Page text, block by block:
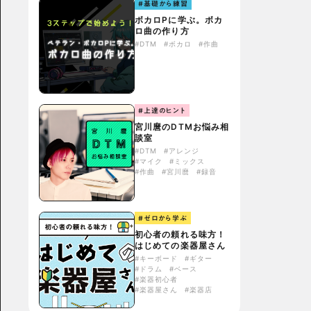
#基礎から練習
ボカロPに学ぶ。ボカ
ロ曲の作り方
#DTM #ボカロ #作曲
#上達のヒント
宮川麿のDTMお悩み相
談室
#DTM
#アレンジ
#マイク
#ミックス
#作曲
#宮川麿 #録音
#ゼロから学ぶ
初心者の頼れる味方！
はじめての楽器屋さん
#キーボード
#ギター
#ドラム
#ベース
#楽器初心者
#楽器屋さん
#楽器店